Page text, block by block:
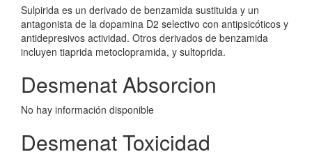
Sulpirida es un derivado de benzamida sustituida y un
antagonista de la dopamina D2 selectivo con antipsicóticos y
antidepresivos actividad. Otros derivados de benzamida
incluyen tiaprida metoclopramida, y sultoprida.
Desmenat Absorcion
No hay información disponible
Desmenat Toxicidad